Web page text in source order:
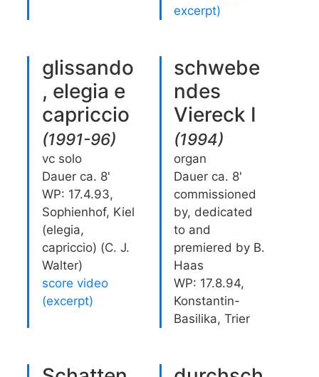
excerpt)
glissando
, elegia e
capriccio
(1991-96)
vc solo
Dauer ca. 8'
WP: 17.4.93,
Sophienhof, Kiel
(elegia,
capriccio) (C. J.
Walter)
score video
(excerpt)
schwebe
ndes
Viereck I
(1994)
organ
Dauer ca. 8'
commissioned
by, dedicated
to and
premiered by B.
Haas
WP: 17.8.94,
Konstantin-
Basilika, Trier